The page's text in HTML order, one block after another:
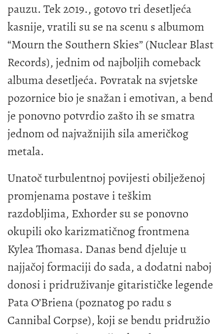
pauzu. Tek 2019., gotovo tri desetljeća
kasnije, vratili su se na scenu s albumom
“Mourn the Southern Skies” (Nuclear Blast
Records), jednim od najboljih comeback
albuma desetljeća. Povratak na svjetske
pozornice bio je snažan i emotivan, a bend
je ponovno potvrdio zašto ih se smatra
jednom od najvažnijih sila američkog
metala.
Unatoč turbulentnoj povijesti obilježenoj
promjenama postave i teškim
razdobljima, Exhorder su se ponovno
okupili oko karizmatičnog frontmena
Kylea Thomasa. Danas bend djeluje u
najjačoj formaciji do sada, a dodatni naboj
donosi i pridruživanje gitarističke legende
Pata O’Briena (poznatog po radu s
Cannibal Corpse), koji se bendu pridružio